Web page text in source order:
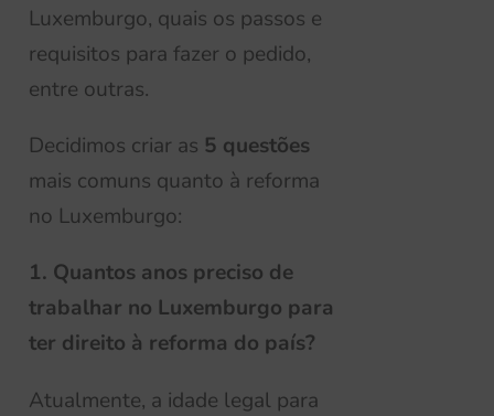
Luxemburgo, quais os passos e
requisitos para fazer o pedido,
entre outras.
Decidimos criar as 5 questões
mais comuns quanto à reforma
no Luxemburgo:
1. Quantos anos preciso de
trabalhar no Luxemburgo para
ter direito à reforma do país?
Atualmente, a idade legal para